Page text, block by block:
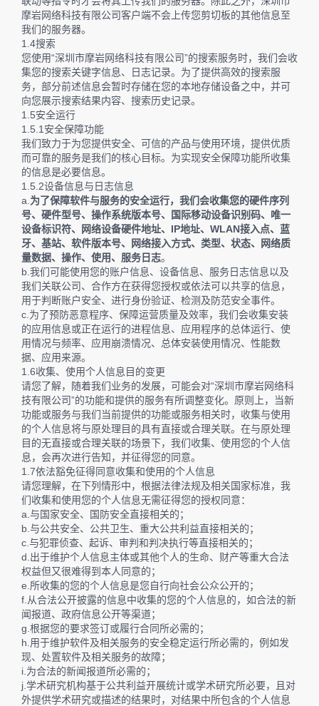
摩岩网络科技有限公司客户端不会上传您剪切板的其他信息至
我们的服务器。
1.4搜索
您使用“深圳市摩岩网络科技有限公司”的搜索服务时，我们会收
集您的搜索关键字信息、日志记录。为了提供高效的搜索服
务，部分前述信息会暂时存储在您的本地存储设备之中，并可
向您展示搜索结果内容、搜索历史记录。
1.5安全运行
1.5.1安全保障功能
我们致力于为您提供安全、可信的产品与使用环境，提供优质
而可靠的服务是我们的核心目标。为实现安全保障功能所收集
的信息是必要信息。
1.5.2设备信息与日志信息
a. 为了保障软件与服务的安全运行，我们会收集您的硬件序列
号、硬件型号、操作系统版本号、国际移动设备识别码、唯一
设备标识符、网络设备硬件地址、IP地址、WLAN接入点、蓝
牙、基站、软件版本号、网络接入方式、类型、状态、网络质
量数据、操作、使用、服务日志。
b.我们可能使用您的账户信息、设备信息、服务日志信息以及
我们关联公司、合作方在获得您授权或依法可以共享的信息，
用于判断账户安全、进行身份验证、检测及防范安全事件。
c.为了预防恶意程序、保障运营质量及效率，我们会收集安装
的应用信息或正在运行的进程信息、应用程序的总体运行、使
用情况与频率、应用崩溃情况、总体安装使用情况、性能数
据、应用来源。
1.6收集、使用个人信息目的变更
请您了解，随着我们业务的发展，可能会对“深圳市摩岩网络科
技有限公司”的功能和提供的服务有所调整变化。原则上，当新
功能或服务与我们当前提供的功能或服务相关时，收集与使用
的个人信息将与原处理目的具有直接或合理关联。在与原处理
目的无直接或合理关联的场景下，我们收集、使用您的个人信
息，会再次进行告知，并征得您的同意。
1.7依法豁免征得同意收集和使用的个人信息
请您理解，在下列情形中，根据法律法规及相关国家标准，我
们收集和使用您的个人信息无需征得您的授权同意：
a.与国家安全、国防安全直接相关的；
b.与公共安全、公共卫生、重大公共利益直接相关的；
c.与犯罪侦查、起诉、审判和判决执行等直接相关的；
d.出于维护个人信息主体或其他个人的生命、财产等重大合法
权益但又很难得到本人同意的；
e.所收集的您的个人信息是您自行向社会公众公开的；
f.从合法公开披露的信息中收集的您的个人信息的，如合法的新
闻报道、政府信息公开等渠道；
g.根据您的要求签订或履行合同所必需的；
h.用于维护软件及相关服务的安全稳定运行所必需的，例如发
现、处置软件及相关服务的故障；
i.为合法的新闻报道所必需的；
j.学术研究机构基于公共利益开展统计或学术研究所必要，且对
外提供学术研究或描述的结果时，对结果中所包含的个人信息